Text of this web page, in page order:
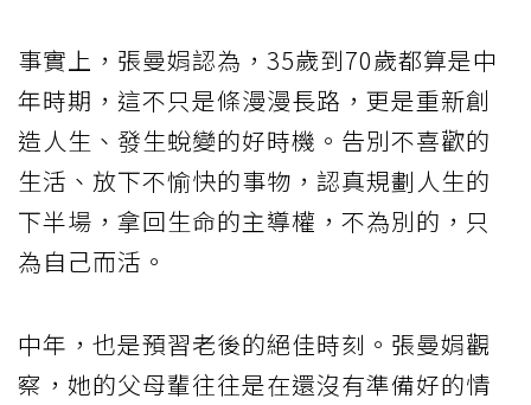
事實上，張曼娟認為，35歲到70歲都算是中
年時期，這不只是條漫漫長路，更是重新創
造人生、發生蛻變的好時機。告別不喜歡的
生活、放下不愉快的事物，認真規劃人生的
下半場，拿回生命的主導權，不為別的，只
為自己而活。
中年，也是預習老後的絕佳時刻。張曼娟觀
察，她的父母輩往往是在還沒有準備好的情